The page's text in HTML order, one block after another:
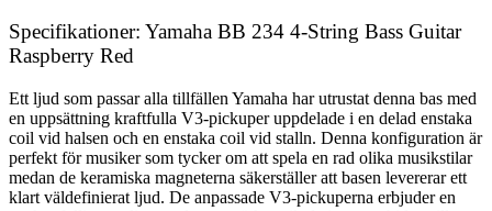
Specifikationer: Yamaha BB 234 4-String Bass Guitar
Raspberry Red
Ett ljud som passar alla tillfällen Yamaha har utrustat denna bas med
en uppsättning kraftfulla V3-pickuper uppdelade i en delad enstaka
coil vid halsen och en enstaka coil vid stalln. Denna konfiguration är
perfekt för musiker som tycker om att spela en rad olika musikstilar
medan de keramiska magneterna säkerställer att basen levererar ett
klart väldefinierat ljud. De anpassade V3-pickuperna erbjuder en